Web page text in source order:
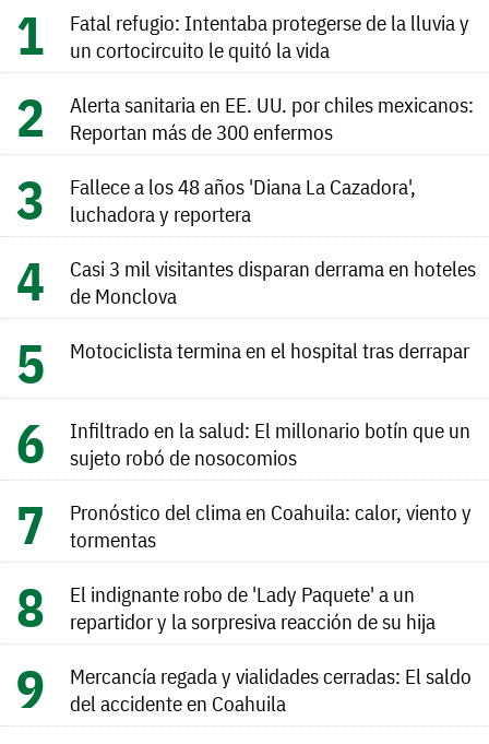
Fatal refugio: Intentaba protegerse de la lluvia y
un cortocircuito le quitó la vida
Alerta sanitaria en EE. UU. por chiles mexicanos:
Reportan más de 300 enfermos
Fallece a los 48 años 'Diana La Cazadora',
luchadora y reportera
Casi 3 mil visitantes disparan derrama en hoteles
de Monclova
Motociclista termina en el hospital tras derrapar
Infiltrado en la salud: El millonario botín que un
sujeto robó de nosocomios
Pronóstico del clima en Coahuila: calor, viento y
tormentas
El indignante robo de 'Lady Paquete' a un
repartidor y la sorpresiva reacción de su hija
Mercancía regada y vialidades cerradas: El saldo
del accidente en Coahuila